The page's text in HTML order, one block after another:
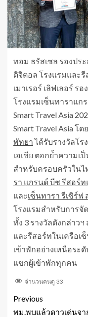
ทอม ธรัสเซล รองปร
ดิจิตอล โรงแรมและรี
เมาเรอร์ เลิฟเลอร์
โรงแรมเซ็นทาราแก
Smart Travel Asia
Smart Travel Asia โดย
พัทยาได้รับรางวัลโ
เอเชีย ตอกย้ำความ
สำหรับครอบครัวใน
รา แกรนด์ บีช รีสอร์
และเซ็นทารา รีเซิร์ฟ
โรงแรมสำหรับการจั
ทั้ง 3 รางวัลดังกล่าว
และรีสอร์ทในเครือ
เข้าพักอย่างเหนือระ
แขกผู้เข้าพักทุกคน
จำนวนคนดู 33
Previous
พม.พบแล้วดาวเด่นจา